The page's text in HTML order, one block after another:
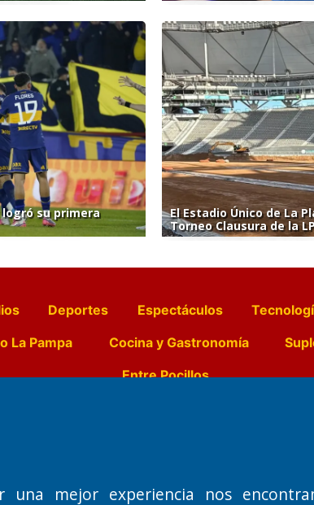
su primera
El Estadio Único de La
Torneo Clausura de la
Deportes Espectáculos
La Pampa Cocina y Gastronomía
Entre Pocillos
edición: Domingo 3 de Mayo de 1992
de ADIRA,ADEPA y CPPAL
Santa Rosa, La
Número de Registro
una mejor experiencia nos